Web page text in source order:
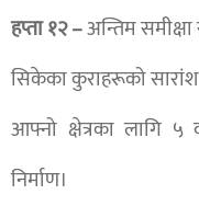
हप्ता १२ –अन्तिम समीक्षा
सिकेका कुराहरूको
आफ्नो क्षेत्रका लागि ५
निर्माण।